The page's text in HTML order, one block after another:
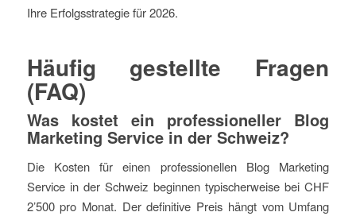
Ihre Erfolgsstrategie für 2026.
Häufig gestellte Fragen
(FAQ)
Was kostet ein professioneller Blog
Marketing Service in der Schweiz?
Die Kosten für einen professionellen Blog Marketing
Service in der Schweiz beginnen typischerweise bei CHF
2’500 pro Monat. Der definitive Preis hängt vom Umfang